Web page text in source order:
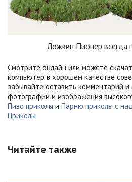
Ложкин Пионер всегда
Смотрите онлайн или можете
компьютер в хорошем качестве
забывайте оставить комментарий и
фотографии и изображения
Пиво приколы и Парню приколы с
Приколы
Читайте также